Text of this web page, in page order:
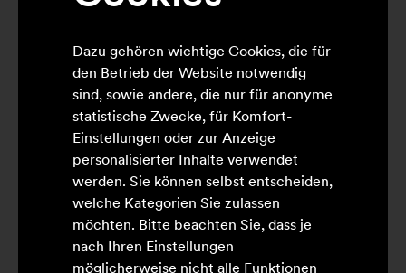
Kontakte für Lührmann
aus
Retail Relations & Business Development
steht auf der neuen Visitenkarten von Maria
Roß-Capotorto.
Mehr erfahren
Dazu gehören wichtige Cookies, die für
den Betrieb der Website notwendig
sind, sowie andere, die nur für anonyme
statistische Zwecke, für Komfort-
Einstellungen oder zur Anzeige
personalisierter Inhalte verwendet
werden. Sie können selbst entscheiden,
welche Kategorien Sie zulassen
möchten. Bitte beachten Sie, dass je
nach Ihren Einstellungen
möglicherweise nicht alle Funktionen